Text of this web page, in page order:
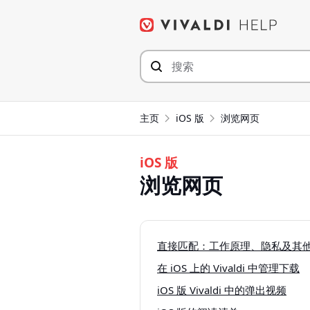
主页 iOS 版 浏览网页
iOS 版
浏览网页
直接匹配：工作原理、隐私及其
在 iOS 上的 Vivaldi 中管理下载
iOS 版 Vivaldi 中的弹出视频